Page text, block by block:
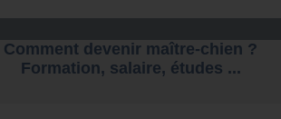
Comment devenir maître-chien ?
Formation, salaire, études ...